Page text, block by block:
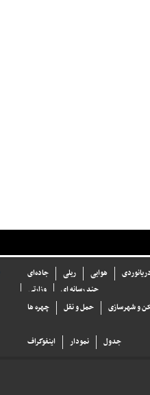
جاده‌ای ریلی هوایی
وزارتی
چند رسانه ای
چهره ها حمل و نقل و شهرسازی
اینفوگراف نمودار جدول